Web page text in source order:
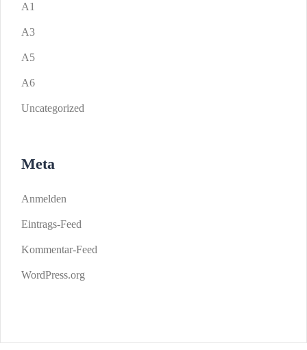
A1
A3
A5
A6
Uncategorized
Meta
Anmelden
Eintrags-Feed
Kommentar-Feed
WordPress.org